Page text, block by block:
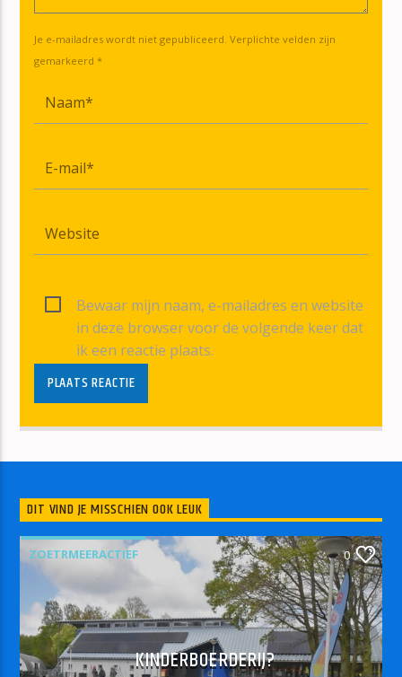
Je e-mailadres wordt niet gepubliceerd. Verplichte velden zijn
gemarkeerd *
Bewaar mijn naam, e-mailadres en website
in deze browser voor de volgende keer dat
ik een reactie plaats.
DIT VIND JE MISSCHIEN OOK LEUK
ZOETRMEERACTIEF 0
KINDERBOERDERIJ?